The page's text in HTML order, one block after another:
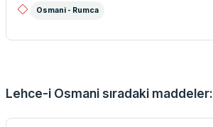
Osmani - Rumca
Lehce-i Osmani sıradaki maddeler: